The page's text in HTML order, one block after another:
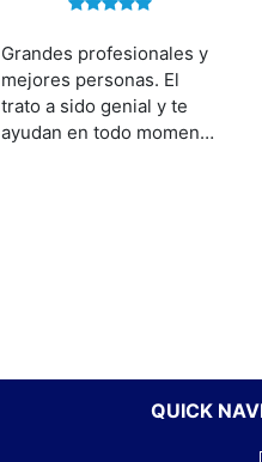
Grandes profesionales y
mejores personas. El
trato a sido genial y te
ayudan en todo momento
QUICK